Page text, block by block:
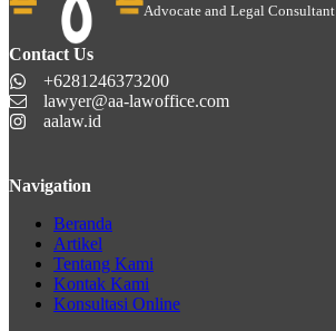
Advocate and Legal Consultant
Contact Us
+6281246373200
lawyer@aa-lawoffice.com
aalaw.id
Navigation
Beranda
Artikel
Tentang Kami
Kontak Kami
Konsultasi Online